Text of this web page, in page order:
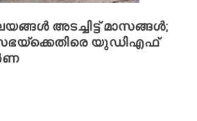
അടച്ചിട്ട് മാസങ്ങൾ;
യുഡിഎഫ്